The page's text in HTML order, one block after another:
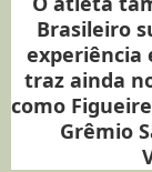
Brasileiro
experiência
traz ainda
como
Grêmio